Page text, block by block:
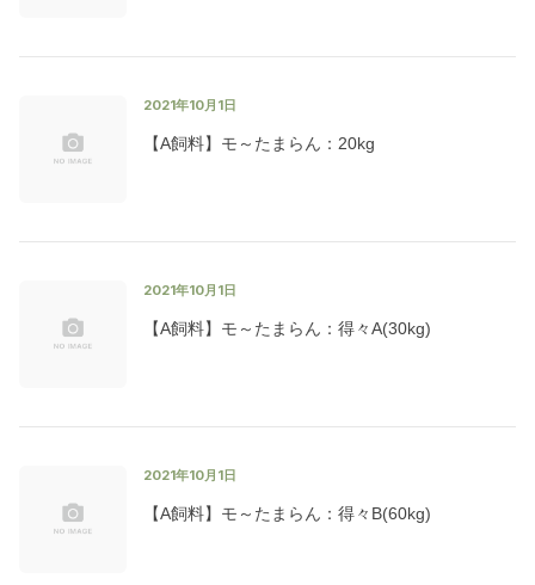
2021年10月1日
【A飼料】モ～たまらん：20kg
2021年10月1日
【A飼料】モ～たまらん：得々A(30kg)
2021年10月1日
【A飼料】モ～たまらん：得々B(60kg)